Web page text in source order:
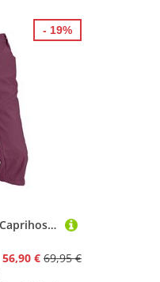
MAUL Damen Sidney Caprihose elastic
56,90 € 69,95 €
- 19%